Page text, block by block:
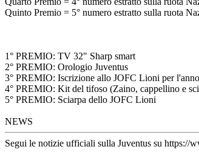
Quinto Premio = 5° numero estratto sulla ruota
1° PREMIO: TV 32" Sharp smart
2° PREMIO: Orologio Juventus
3° PREMIO: Iscrizione allo JOFC Lioni per
4° PREMIO: Kit del tifoso (Zaino, cappellino e
5° PREMIO: Sciarpa dello JOFC Lioni
NEWS
Segui le notizie ufficiali sulla Juventus su https://